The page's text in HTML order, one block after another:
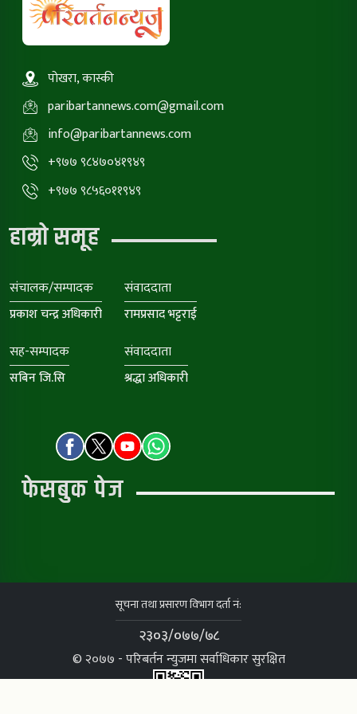
पोखरा, कास्की
paribartannews.com@gmail.com
info@paribartannews.com
+९७७ ९८४७०४१९४९
+९७७ ९८५६०११९४९
हाम्रो समूह
संचालक/सम्पादक
प्रकाश चन्द्र अधिकारी
संवाददाता
रामप्रसाद भट्टराई
सह-सम्पादक
सबिन जि.सि
संवाददाता
श्रद्धा अधिकारी
फेसबुक पेज
सूचना तथा प्रसारण विभाग दर्ता नं:
२३०३/०७७/७८
© २०७७ - परिबर्तन न्युजमा सर्वाधिकार सुरक्षित